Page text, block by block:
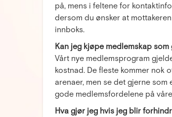
på, mens i feltene for
dersom du ønsker at
innboks.
Kan jeg kjøpe medlemskap
Vårt nye medlemsprogram
kostnad. De fleste kommer nok
arenaer, men se det gjerne
gode medlemsfordelene på
Hva gjør jeg hvis jeg blir